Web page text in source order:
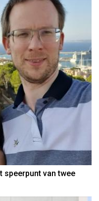
speerpunt van twee